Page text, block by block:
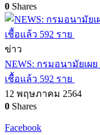
0 Shares
ข่าว
NEWS: กรมอนามัยเผ
เชื้อแล้ว 592 ราย
12 พฤษภาคม 2564
0 Shares
Facebook